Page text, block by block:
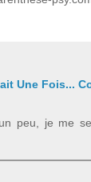
Une Fois...
peu, je me